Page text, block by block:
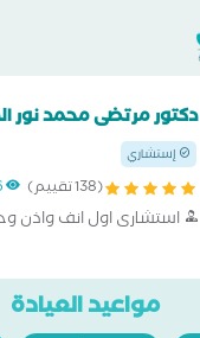
دكتور مرتضى محمد نور
إستشاري
(138 تقييم)
استشارى اول انف واذن
مواعيد العيادة